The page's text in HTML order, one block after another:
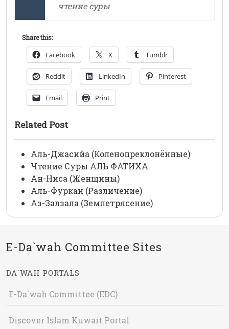
чтение суры
Share this:
Facebook X Tumblr
Reddit LinkedIn Pinterest
Email Print
Related Post
Аль-Джасийа (Коленопреклонённые)
Чтение Суры АЛЬ ФАТИХА
Ан-Ниса (Женщины)
Аль-Фуркан (Различение)
Аз-Залзала (Землетрясение)
E-Da`wah Committee Sites
DA`WAH PORTALS
E-Da`wah Committee (EDC)
Discover Islam Kuwait Portal